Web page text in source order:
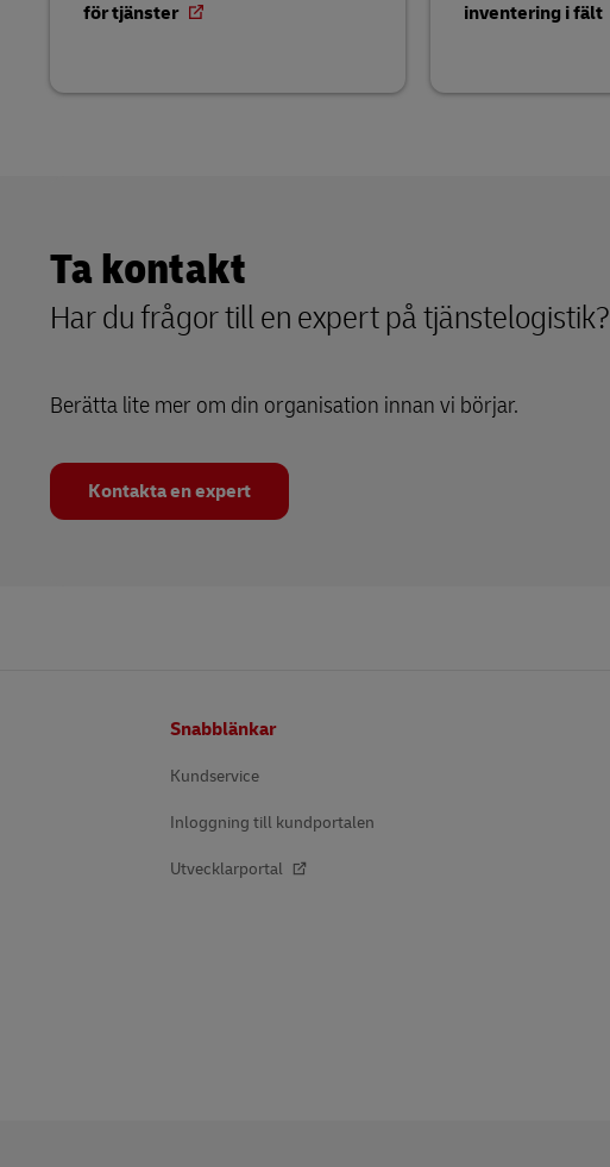
för tjänster
inventering i fält
Ta kontakt
Har du frågor till en expert på tjänstelogistik?
Berätta lite mer om din organisation innan vi börjar.
Kontakta en expert
Snabblänkar
Kundservice
Inloggning till kundportalen
Utvecklarportal